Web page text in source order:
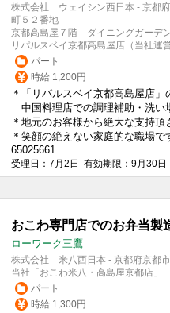
株式会社 ウェイシン西日本 - 京都
町５２番地
京都高島屋７階 ダイニングガーデ
リパルスベイ京都高島屋店（当社運営
パート
時給 1,200円
＊「リパルスベイ京都高島屋店
中国料理店での調理補助・洗い
＊地元のお客様から絶大な支持
＊笑顔の絶えない家庭的な職場
65025661
受理日：7月2日 有効期限：9月30日
おこわ専門店でのお弁当製
ローワーク三鷹
株式会社 米八西日本 - 京都府京都
当社「おこわ米八・高島屋京都店」
パート
時給 1,300円